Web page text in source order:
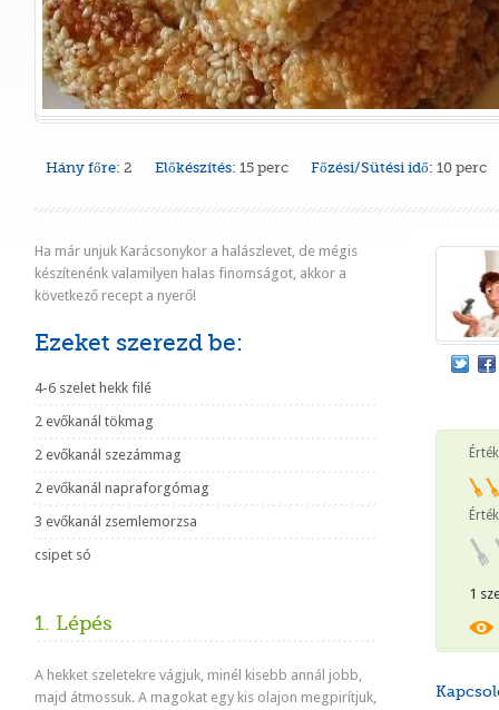
Hány főre: 2 Előkészítés: 15 perc Főzési/Sütési idő: 10 perc
Ha már unjuk Karácsonykor a halászlevet, de mégis
készítenénk valamilyen halas finomságot, akkor a
következő recept a nyerő!
Ezeket szerezd be:
4-6 szelet hekk filé
2 evőkanál tökmag
2 evőkanál szezámmag
2 evőkanál napraforgómag
3 evőkanál zsemlemorzsa
csipet só
1. Lépés
A hekket szeletekre vágjuk, minél kisebb annál jobb,
majd átmossuk. A magokat egy kis olajon megpirítjuk,
1